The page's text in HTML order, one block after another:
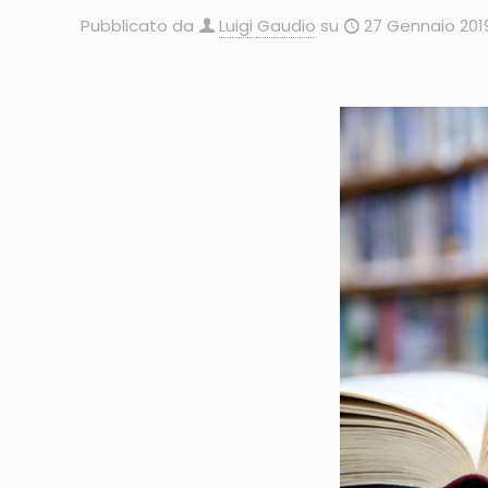
Pubblicato da Luigi Gaudio su 27 Gennaio